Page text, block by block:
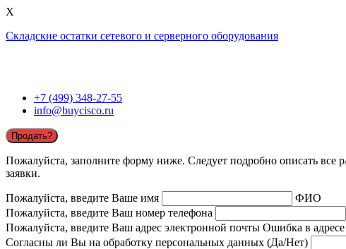
X
Складские остатки сетевого и серверного оборудования
+7 (499) 348-27-55
info@buycisco.ru
Продать?
Пожалуйста, заполните форму ниже. Следует подробно описать все
заявки.
Пожалуйста, введите Ваше имя
ФИО
Пожалуйста, введите Ваш номер телефона
Пожалуйста, введите Ваш адрес электронной почты Ошибка в
Согласны ли Вы на обработку персональных данных (Да/Нет)